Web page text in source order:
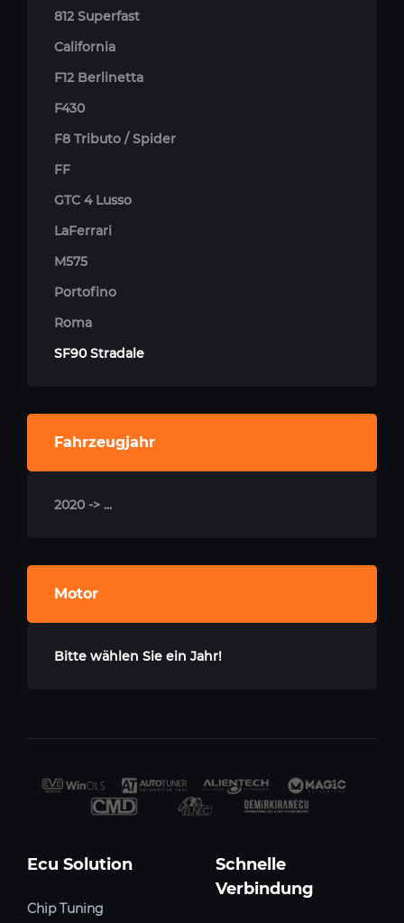
812 Superfast
California
F12 Berlinetta
F430
F8 Tributo / Spider
FF
GTC 4 Lusso
LaFerrari
M575
Portofino
Roma
SF90 Stradale
Fahrzeugjahr
2020 -> ...
Motor
Bitte wählen Sie ein Jahr!
Ecu Solution
Chip Tuning
Schnelle
Verbindung